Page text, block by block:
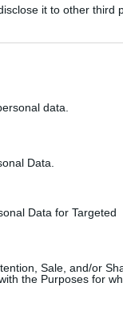
it to other third
data.
Data.
Data for Targeted
Sale, and/or
the Purposes for